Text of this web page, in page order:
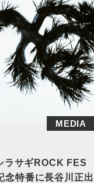
MEDIA
ラサギROCK FES
念特番に長谷川正出